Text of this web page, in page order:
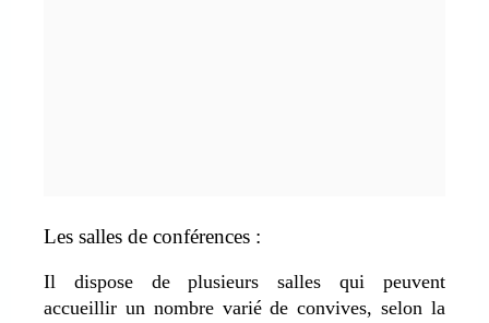
Les salles de conférences :
Il dispose de plusieurs salles qui peuvent
accueillir un nombre varié de convives, selon la